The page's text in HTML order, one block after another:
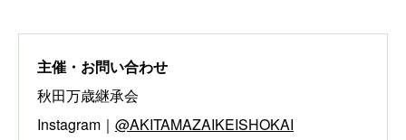
主催・お問い合わせ
秋田万歳継承会
Instagram｜ @AKITAMAZAIKEISHOKAI